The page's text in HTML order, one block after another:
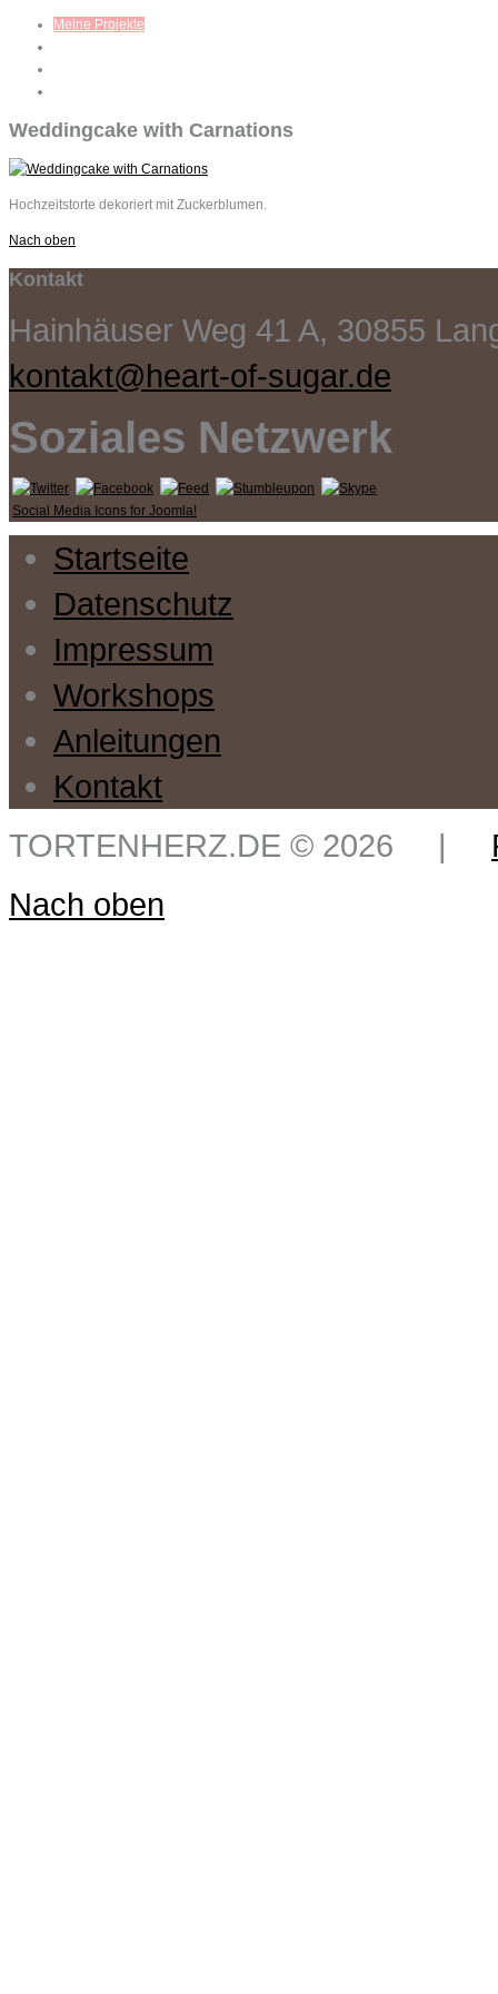
Meine Projekte
Weddingcake with Carnations
Hochzeitstorte dekoriert mit Zuckerblumen.
Nach oben
Kontakt
Hainhäuser Weg 41 A, 30855
kontakt@heart-of-sugar.de
Soziales Netzwerk
Social Media Icons for Joomla!
Startseite
Datenschutz
Impressum
Workshops
Anleitungen
Kontakt
TORTENHERZ.DE © 2026 |
Nach oben